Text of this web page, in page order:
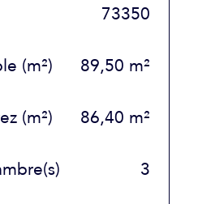
Valeurs
73350
(m²) 89,50 m²
(m²) 86,40 m²
3